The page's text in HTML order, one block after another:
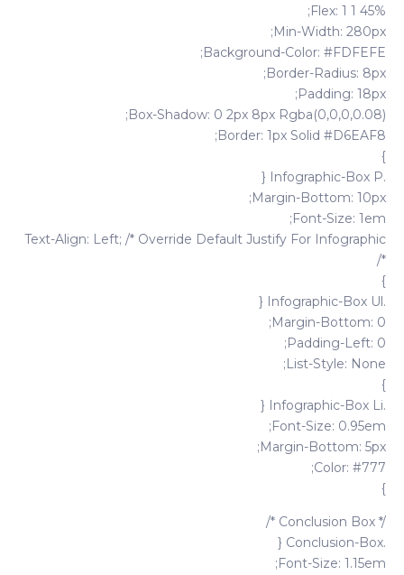
Flex: 1 1 45%;
Min-Width: 280px;
Background-Color: #FDFEFE;
Border-Radius: 8px;
Padding: 18px;
Box-Shadow: 0 2px 8px Rgba(0,0,0,0.08);
Border: 1px Solid #D6EAF8;
}
.infographic-Box P {
Margin-Bottom: 10px;
Font-Size: 1em;
Text-Align: Left; /* Override Default Justify For Infographic
*/
}
.infographic-Box Ul {
Margin-Bottom: 0;
Padding-Left: 0;
List-Style: None;
}
.infographic-Box Li {
Font-Size: 0.95em;
Margin-Bottom: 5px;
Color: #777;
}
/* Conclusion Box */
.conclusion-Box {
Font-Size: 1.15em;